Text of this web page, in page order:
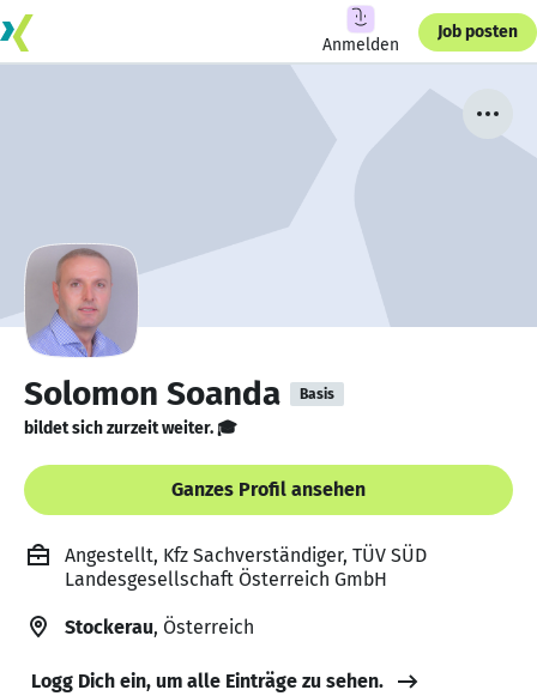
Anmelden
Job posten
Solomon Soanda Basis
bildet sich zurzeit weiter. 🎓
Ganzes Profil ansehen
Angestellt, Kfz Sachverständiger, TÜV SÜD
Landesgesellschaft Österreich GmbH
Stockerau, Österreich
Logg Dich ein, um alle Einträge zu sehen.